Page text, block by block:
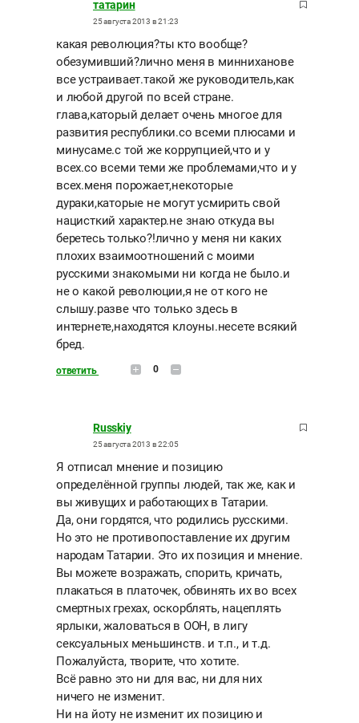
татарин
25 августа 2013 в 21:23
какая революция?ты кто вообще?
обезумивший?лично меня в минниханове
все устраивает.такой же руководитель,как
и любой другой по всей стране.
глава,каторый делает очень многое для
развития республики.со всеми плюсами и
минусаме.с той же коррупцией,что и у
всех.со всеми теми же проблемами,что и у
всех.меня порожает,некоторые
дураки,каторые не могут усмирить свой
нацисткий характер.не знаю откуда вы
беретесь только?!лично у меня ни каких
плохих взаимоотношений с моими
русскими знакомыми ни когда не было.и
не о какой революции,я не от кого не
слышу.разве что только здесь в
интернете,находятся клоуны.несете всякий
бред.
ответить 0
Russkiy
25 августа 2013 в 22:05
Я отписал мнение и позицию
определённой группы людей, так же, как и
вы живущих и работающих в Татарии.
Да, они гордятся, что родились русскими.
Но это не противопоставление их другим
народам Татарии. Это их позиция и мнение.
Вы можете возражать, спорить, кричать,
плакаться в платочек, обвинять их во всех
смертных грехах, оскорблять, нацеплять
ярлыки, жаловаться в ООН, в лигу
сексуальных меньшинств. и т.п., и т.д.
Пожалуйста, творите, что хотите.
Всё равно это ни для вас, ни для них
ничего не изменит.
Ни на йоту не изменит их позицию и